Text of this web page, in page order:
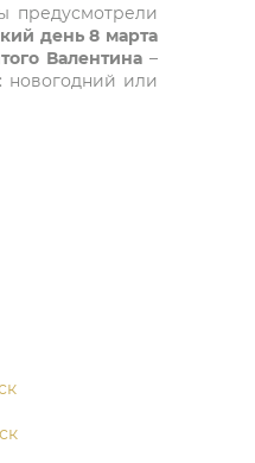
предусмотрели
день 8 марта
Валентина–
новогодний или